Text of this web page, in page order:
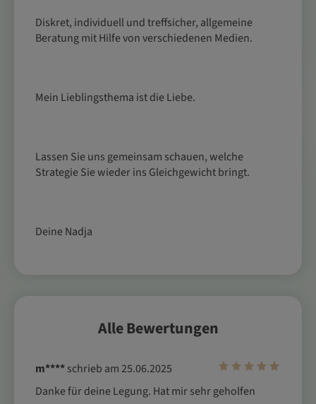
Diskret, individuell und treffsicher, allgemeine
Beratung mit Hilfe von verschiedenen Medien.
Mein Lieblingsthema ist die Liebe.
Lassen Sie uns gemeinsam schauen, welche
Strategie Sie wieder ins Gleichgewicht bringt.
Deine Nadja
Alle Bewertungen
m****schrieb am 25.06.2025
Danke für deine Legung. Hat mir sehr geholfen